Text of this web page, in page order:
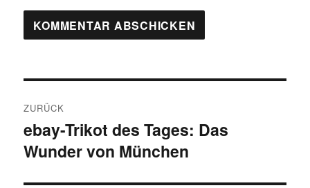
ZURÜCK
Vorheriger
Beitrag:
ebay-Trikot des Tages: Das
Wunder von München